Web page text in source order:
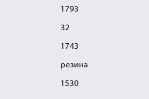
1793
32
1743
резина
1530